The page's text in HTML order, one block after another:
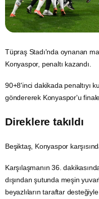
Tüpraş Stadı'nda oynanan
Konyaspor, penaltı kazandı.
90+8'inci dakikada penaltıyı
göndererek Konyaspor'u finale
Direklere takıldı
Beşiktaş, Konyaspor
Karşılaşmanın 36.
dışından şutunda meşin
beyazlıların taraftar